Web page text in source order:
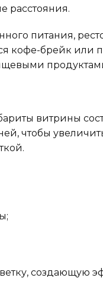
расстояния.
питания,
кофе-брейк или
витрины
чтобы
создающую